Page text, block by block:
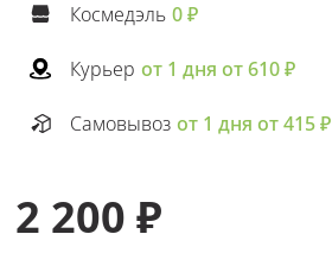
Космедэль 0 ₽
Курьер от 1 дня от 610 ₽
Самовывоз от 1 дня от 415 ₽
2 200 ₽